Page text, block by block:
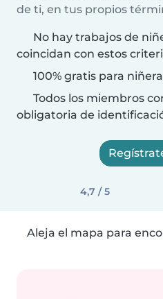
de ti, en tus propios
No hay trabajos de
coincidan con estos
100% gratis para
Todos los miembros
obligatoria de
4,7 / 5
Aleja el mapa para